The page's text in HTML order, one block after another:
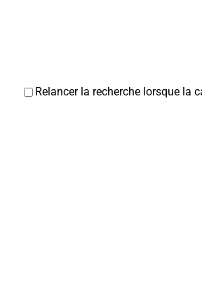
Relancer la recherche lorsque la